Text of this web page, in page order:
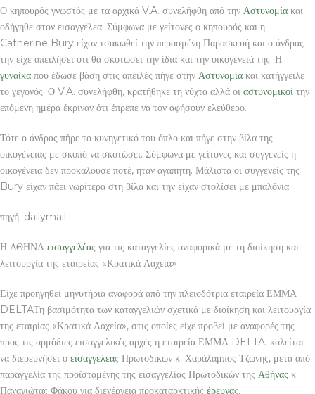
Ο κηπουρός γνωστός με τα αρχικά V.A. συνελήφθη από την Αστυνομία και
οδήγηθε στον εισαγγέλεα. Σύμφωνα με γείτονες ο κηπουρός και η
Catherine Bury είχαν τσακωθεί την περασμένη Παρασκευή και ο άνδρας
την είχε απειλήσει ότι θα σκοτώσει την ίδια και την οικογένειά της. Η
γυναίκα που έδωσε βάση στις απειλές πήγε στην Αστυνομία και κατήγγειλε
το γεγονός. Ο V.A. συνελήφθη, κρατήθηκε τη νύχτα αλλά οι αστυνομικοί την
επόμενη ημέρα έκριναν ότι έπρεπε να τον αφήσουν ελεύθερο.
Τότε ο άνδρας πήρε το κυνηγετικό του όπλο και πήγε στην βίλα της
οικογένειας με σκοπό να σκοτώσει. Σύμφωνα με γείτονες και συγγενείς η
οικογένεια δεν προκαλούσε ποτέ, ήταν αγαπητή. Μάλιστα οι συγγενείς της
Bury είχαν πάει νωρίτερα στη βίλα και την είχαν στολίσει με μπαλόνια.
πηγή: dailymail
Η ΑΘΗΝΑ εισαγγελέας για τις καταγγελίες αναφορικά με τη διοίκηση και
λειτουργία της εταιρείας «Κρατικά Λαχεία»
Είχε προηγηθεί μηνυτήρια αναφορά από την πλειοδότρια εταιρεία ΕΜΜΑ
DELTAΤη βασιμότητα των καταγγελιών σχετικά με διοίκηση και λειτουργία
της εταιρίας «Κρατικά Λαχεία», στις οποίες είχε προβεί με αναφορές της
προς τις αρμόδιες εισαγγελικές αρχές η εταιρεία ΕΜΜΑ DELTA, καλείται
να διερευνήσει ο εισαγγελέας Πρωτοδικών κ. Χαράλαμπος Τζώνης, μετά από
παραγγελία της προϊσταμένης της εισαγγελίας Πρωτοδικών της Αθήνας κ.
Παναγιώτας Φάκου για διενέργεια προκαταρκτικής έρευνας.